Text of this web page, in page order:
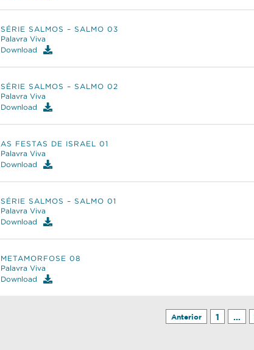
SÉRIE SALMOS – SALMO 03
Palavra Viva
Download
SÉRIE SALMOS – SALMO 02
Palavra Viva
Download
AS FESTAS DE ISRAEL 01
Palavra Viva
Download
SÉRIE SALMOS – SALMO 01
Palavra Viva
Download
METAMORFOSE 08
Palavra Viva
Download
Anterior 1 …